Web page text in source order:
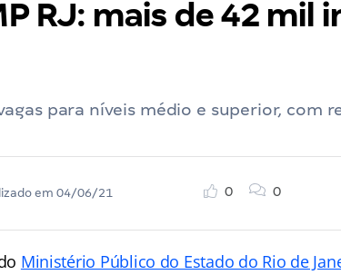
RJ: mais de 42 mil
para níveis médio e superior, com
em 04/06/21
0 0
Ministério Público do Estado do Rio de